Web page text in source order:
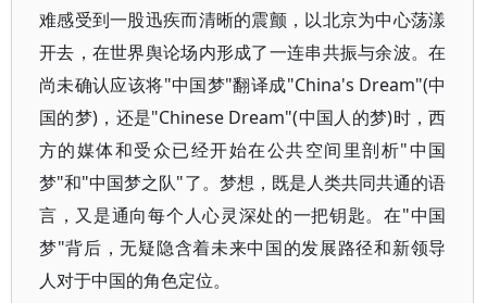
难感受到一股迅疾而清晰的震颤，以北京为中心荡漾
开去，在世界舆论场内形成了一连串共振与余波。在
尚未确认应该将"中国梦"翻译成"China's Dream"(中
国的梦)，还是"Chinese Dream"(中国人的梦)时，西
方的媒体和受众已经开始在公共空间里剖析"中国
梦"和"中国梦之队"了。梦想，既是人类共同共通的语
言，又是通向每个人心灵深处的一把钥匙。在"中国
梦"背后，无疑隐含着未来中国的发展路径和新领导
人对于中国的角色定位。